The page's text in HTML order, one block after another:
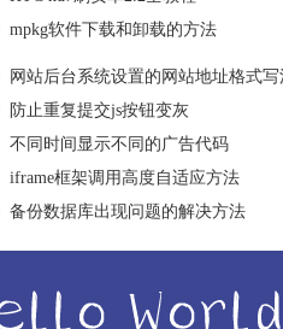
mpkg软件下载和卸载的方法
网站后台系统设置的网站地址格式写
防止重复提交js按钮变灰
不同时间显示不同的广告代码
iframe框架调用高度自适应方法
备份数据库出现问题的解决方法